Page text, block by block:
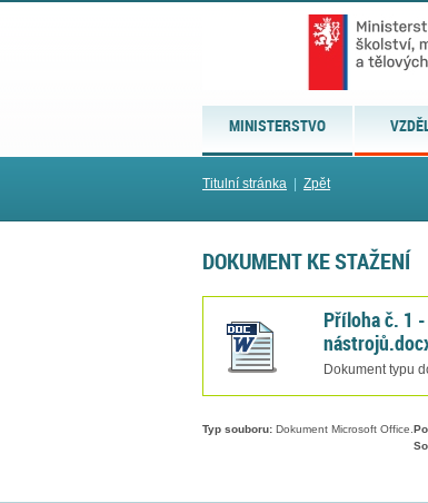
MINISTERSTVO
Titulní stránka Zpět
DOKUMENT KE STAŽENÍ
Příloha č. 1
Dokument typu
Typ souboru: Dokument Microsoft Office.